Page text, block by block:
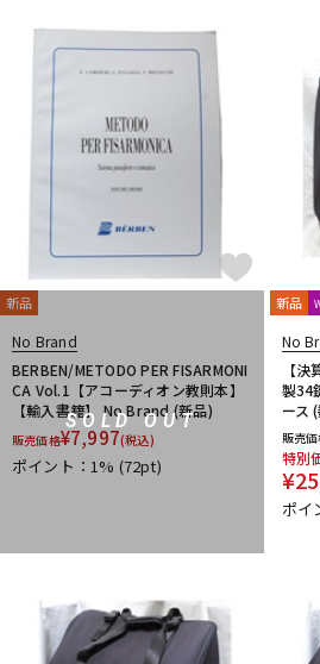
SOLD OUT
新品
No Brand
BERBEN/METODO PER FISARMONI
CA Vol.1【アコーディオン教則本】
【輸入書籍】 No Brand (新品)
販売価格¥7,997(税込)
ポイント：1% (72pt)
新品
No
【
製34
ース
販売
特別
¥
ポイ